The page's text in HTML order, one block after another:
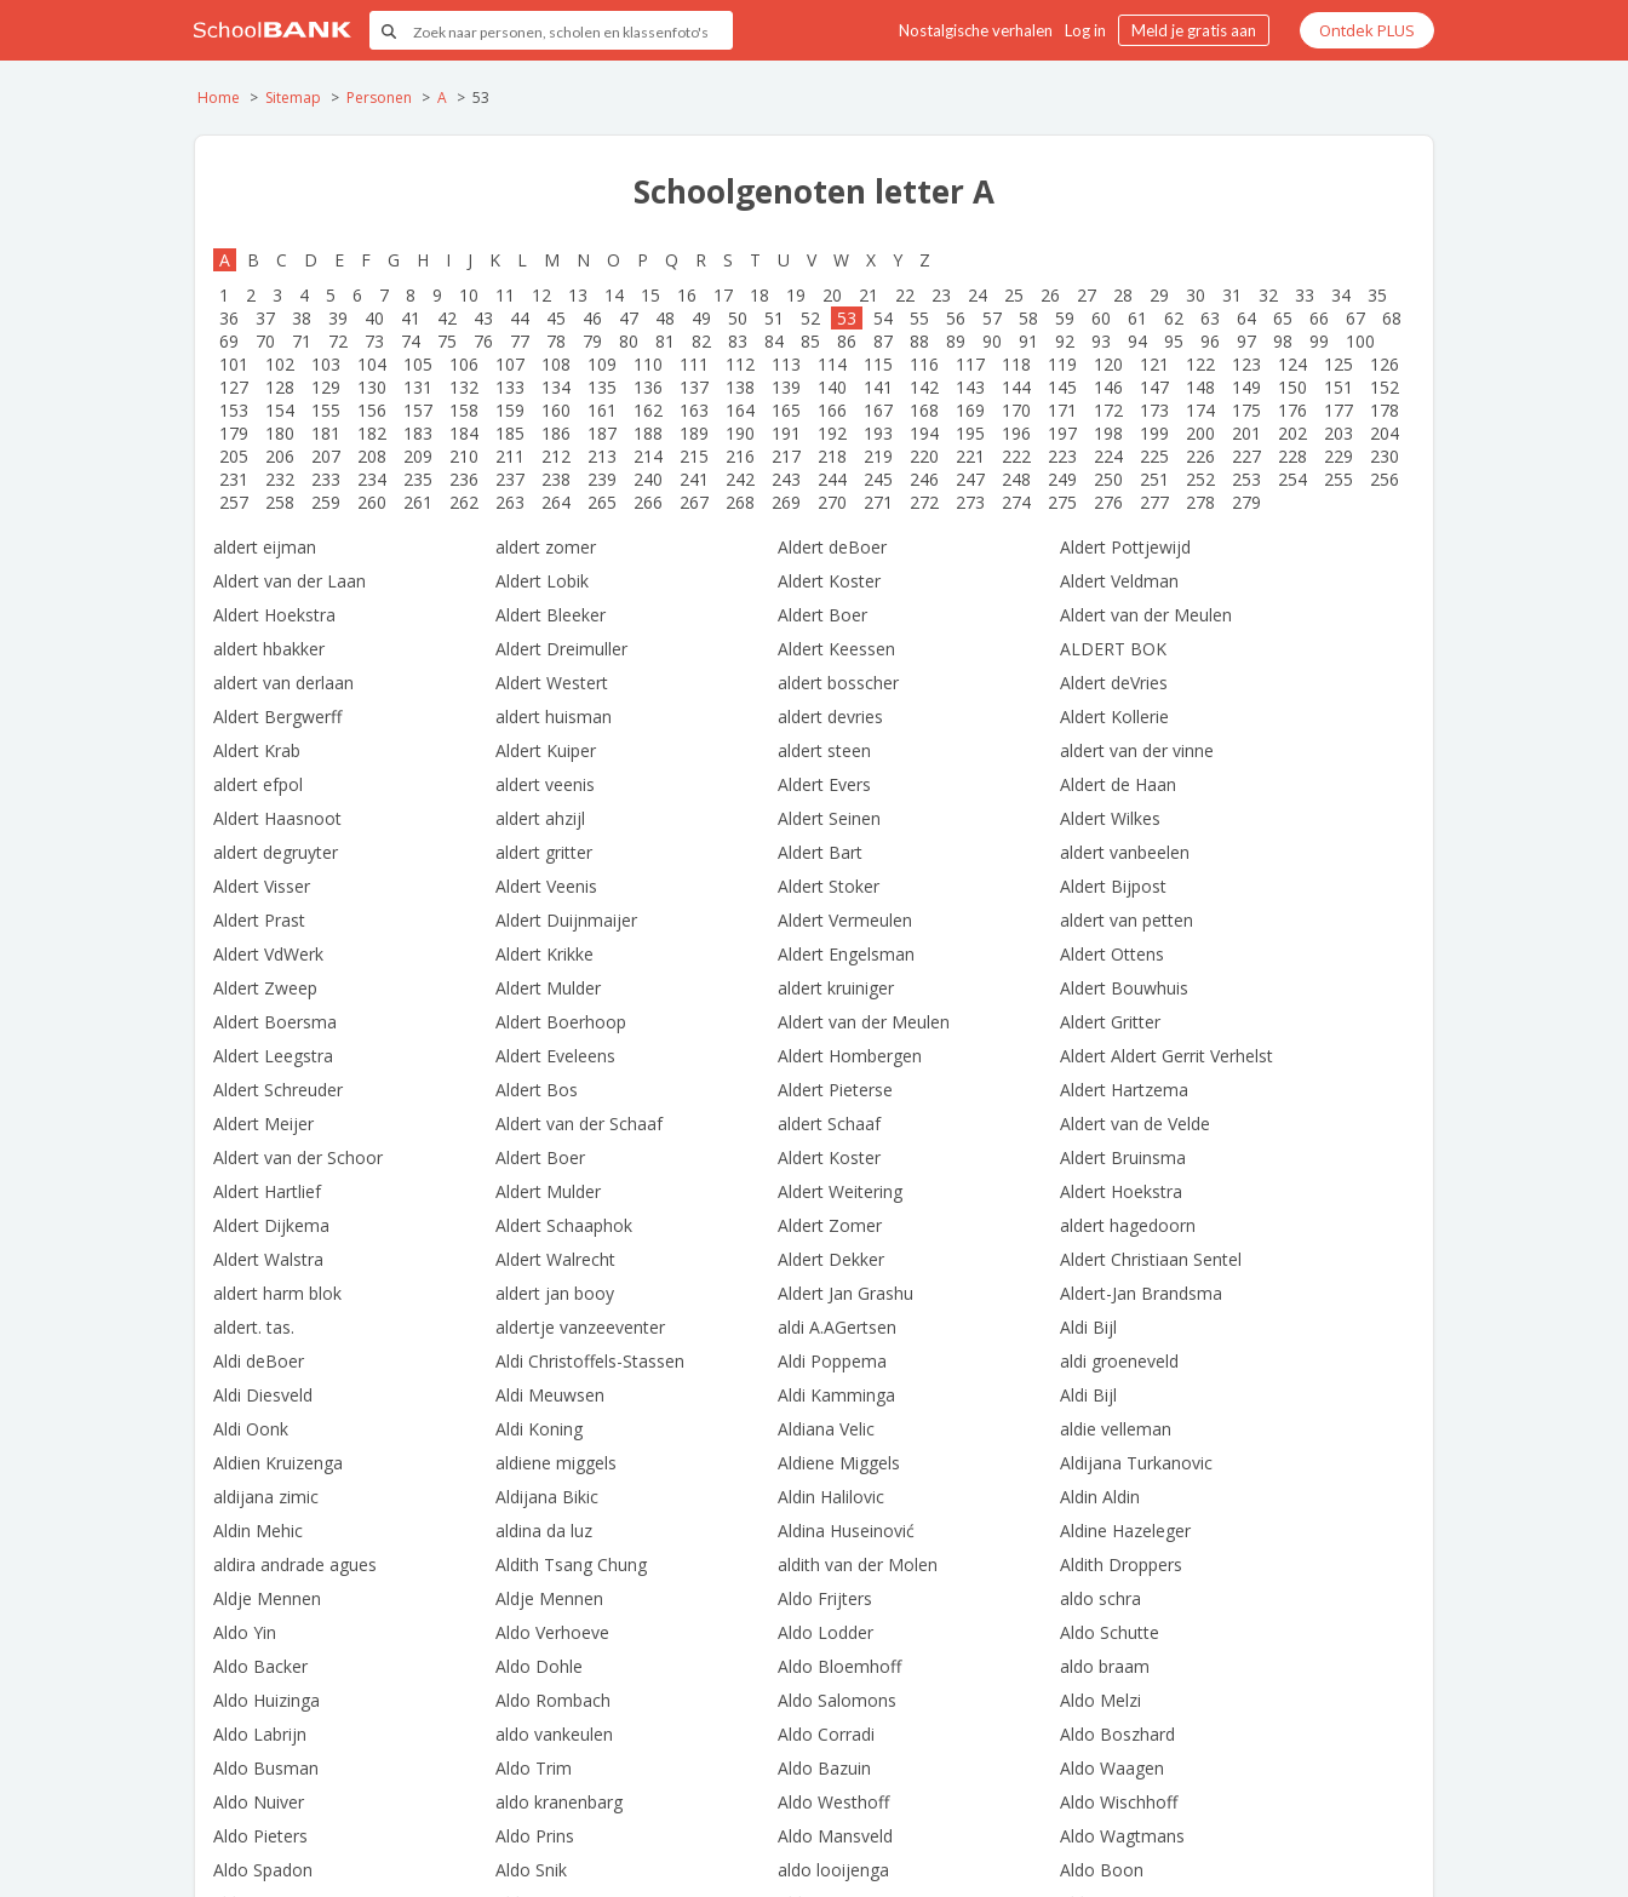
Nostalgische verhalen Log in Meld je gratis aan Ontdek PLUS
Home Sitemap Personen A 53
Schoolgenoten letter A
A B C D E F G H I J K L M N O P Q R S T U V W X Y
Z
1
2 3 4 5 6 7 8 9 10 11 12 13 14 15 16 17 18 19 20 21 22 23 24 25 26 27 28 29 30 31 32 33 34
35
36
37 38 39 40 41 42 43 44 45 46 47 48 49 50 51 52 53 54 55 56 57 58 59 60 61 62 63 64 65 66 67
68
69
70 71 72 73 74 75 76 77 78 79 80 81 82 83 84 85 86 87 88 89 90 91 92 93 94 95 96 97 98 99
100
101
102 103 104 105 106 107 108 109 110 111 112 113 114 115 116 117 118 119 120 121 122 123 124 125
126
127
128 129 130 131 132 133 134 135 136 137 138 139 140 141 142 143 144 145 146 147 148 149 150 151
152
153
154 155 156 157 158 159 160 161 162 163 164 165 166 167 168 169 170 171 172 173 174 175 176 177
178
179
180 181 182 183 184 185 186 187 188 189 190 191 192 193 194 195 196 197 198 199 200 201 202 203
204
205
206 207 208 209 210 211 212 213 214 215 216 217 218 219 220 221 222 223 224 225 226 227 228 229
230
231
232 233 234 235 236 237 238 239 240 241 242 243 244 245 246 247 248 249 250 251 252 253 254 255
256
257
258 259 260 261 262 263 264 265 266 267 268 269 270 271 272 273 274 275 276 277 278
279
aldert eijman
aldert zomer Aldert deBoer
Aldert Pottjewijd
Aldert van der Laan
Aldert Lobik Aldert Koster
Aldert Veldman
Aldert Hoekstra
Aldert Bleeker Aldert Boer
Aldert van der Meulen
aldert hbakker
Aldert Dreimuller Aldert Keessen
ALDERT BOK
aldert van derlaan
Aldert Westert aldert bosscher
Aldert deVries
Aldert Bergwerff
aldert huisman aldert devries
Aldert Kollerie
Aldert Krab
Aldert Kuiper aldert steen
aldert van der vinne
aldert efpol
aldert veenis Aldert Evers
Aldert de Haan
Aldert Haasnoot
aldert ahzijl Aldert Seinen
Aldert Wilkes
aldert degruyter
aldert gritter Aldert Bart
aldert vanbeelen
Aldert Visser
Aldert Veenis Aldert Stoker
Aldert Bijpost
Aldert Prast
Aldert Duijnmaijer Aldert Vermeulen
aldert van petten
Aldert VdWerk
Aldert Krikke Aldert Engelsman
Aldert Ottens
Aldert Zweep
Aldert Mulder aldert kruiniger
Aldert Bouwhuis
Aldert Boersma
Aldert Boerhoop Aldert van der Meulen
Aldert Gritter
Aldert Leegstra
Aldert Eveleens Aldert Hombergen
Aldert Aldert Gerrit Verhelst
Aldert Schreuder
Aldert Bos Aldert Pieterse
Aldert Hartzema
Aldert Meijer
Aldert van der Schaaf aldert Schaaf
Aldert van de Velde
Aldert van der Schoor
Aldert Boer Aldert Koster
Aldert Bruinsma
Aldert Hartlief
Aldert Mulder Aldert Weitering
Aldert Hoekstra
Aldert Dijkema
Aldert Schaaphok Aldert Zomer
aldert hagedoorn
Aldert Walstra
Aldert Walrecht Aldert Dekker
Aldert Christiaan Sentel
aldert harm blok
aldert jan booy Aldert Jan Grashu
Aldert-Jan Brandsma
aldert. tas.
aldertje vanzeeventer aldi A.AGertsen
Aldi Bijl
Aldi deBoer
Aldi Christoffels-Stassen Aldi Poppema
aldi groeneveld
Aldi Diesveld
Aldi Meuwsen Aldi Kamminga
Aldi Bijl
Aldi Oonk
Aldi Koning Aldiana Velic
aldie velleman
Aldien Kruizenga
aldiene miggels Aldiene Miggels
Aldijana Turkanovic
aldijana zimic
Aldijana Bikic Aldin Halilovic
Aldin Aldin
Aldin Mehic
aldina da luz Aldina Huseinović
Aldine Hazeleger
aldira andrade agues
Aldith Tsang Chung aldith van der Molen
Aldith Droppers
Aldje Mennen
Aldje Mennen Aldo Frijters
aldo schra
Aldo Yin
Aldo Verhoeve Aldo Lodder
Aldo Schutte
Aldo Backer
Aldo Dohle Aldo Bloemhoff
aldo braam
Aldo Huizinga
Aldo Rombach Aldo Salomons
Aldo Melzi
Aldo Labrijn
aldo vankeulen Aldo Corradi
Aldo Boszhard
Aldo Busman
Aldo Trim Aldo Bazuin
Aldo Waagen
Aldo Nuiver
aldo kranenbarg Aldo Westhoff
Aldo Wischhoff
Aldo Pieters
Aldo Prins Aldo Mansveld
Aldo Wagtmans
Aldo Spadon
Aldo Snik aldo looijenga
Aldo Boon